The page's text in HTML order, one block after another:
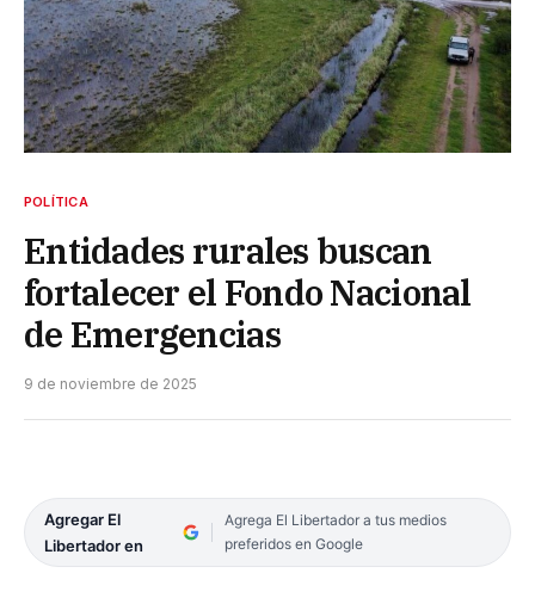
POLÍTICA
Entidades rurales buscan
fortalecer el Fondo Nacional
de Emergencias
9 de noviembre de 2025
Agregar El
Libertador en
Agrega El Libertador a tus medios
preferidos en Google